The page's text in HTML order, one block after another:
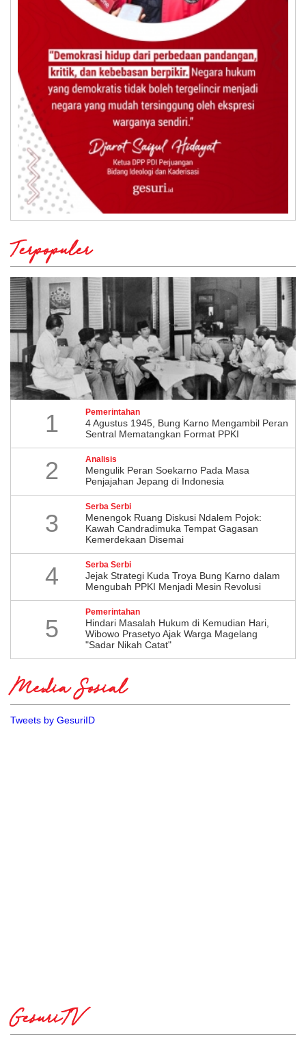
Terpopuler
1 Pemerintahan
4 Agustus 1945, Bung Karno Mengambil Peran
Sentral Mematangkan Format PPKI
2 Analisis
Mengulik Peran Soekarno Pada Masa
Penjajahan Jepang di Indonesia
3
Serba Serbi
Menengok Ruang Diskusi Ndalem Pojok:
Kawah Candradimuka Tempat Gagasan
Kemerdekaan Disemai
4 Serba Serbi
Jejak Strategi Kuda Troya Bung Karno dalam
Mengubah PPKI Menjadi Mesin Revolusi
5
Pemerintahan
Hindari Masalah Hukum di Kemudian Hari,
Wibowo Prasetyo Ajak Warga Magelang
"Sadar Nikah Catat"
Media Sosial
Tweets by GesuriID
GesuriTV